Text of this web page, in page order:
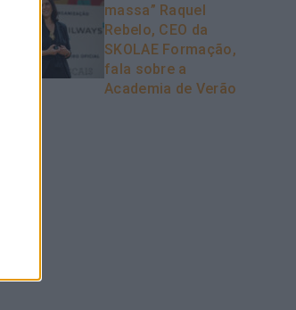
massa” Raquel
Rebelo, CEO da
SKOLAE Formação,
fala sobre a
Academia de Verão